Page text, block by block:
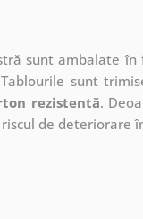
sunt ambalate
Tablourile sunt
rezistentă.
de deteriorare